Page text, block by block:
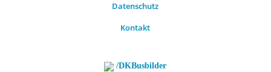
Datenschutz
Kontakt
/DKBusbilder